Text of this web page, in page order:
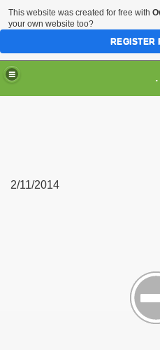
.
2/11/2014
This website was created for free with
your own website too?
REGISTER